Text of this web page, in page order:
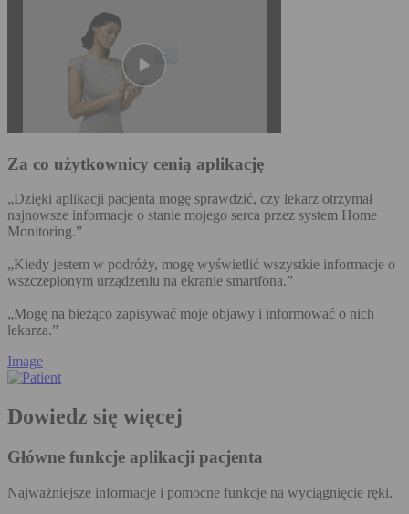
Za co użytkownicy cenią aplikację
„Dzięki aplikacji pacjenta mogę sprawdzić, czy lekarz otrzymał
najnowsze informacje o stanie mojego serca przez system Home
Monitoring.”
„Kiedy jestem w podróży, mogę wyświetlić wszystkie informacje o
wszczepionym urządzeniu na ekranie smartfona.”
„Mogę na bieżąco zapisywać moje objawy i informować o nich
lekarza.”
Image
Dowiedz się więcej
Główne funkcje aplikacji pacjenta
Najważniejsze informacje i pomocne funkcje na wyciągnięcie ręki.